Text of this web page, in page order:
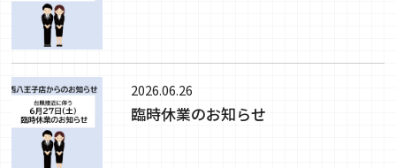
2026.06.26
臨時休業のお知らせ